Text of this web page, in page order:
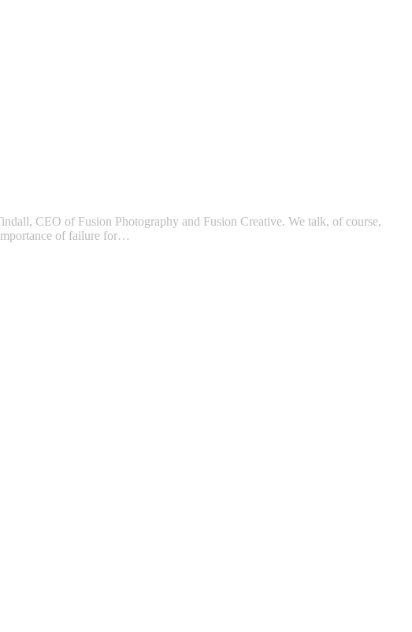
CEO of Fusion Photography and Fusion Creative. We talk, of course,
of failure for…